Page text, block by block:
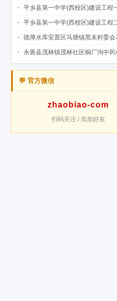
平乡县第一中学(西校区)建设工程一标段施工
平乡县第一中学(西校区)建设工程二标段施工
德厚水库安置区马塘镇黑末村委会花庄移民安置点美丽家园·移民新村建设项
永善县茂林镇茂林社区铜厂沟中药材产业配套水利设施建设项目
💬 官方微信
zhaobiao-com
扫码关注 / 添加好友